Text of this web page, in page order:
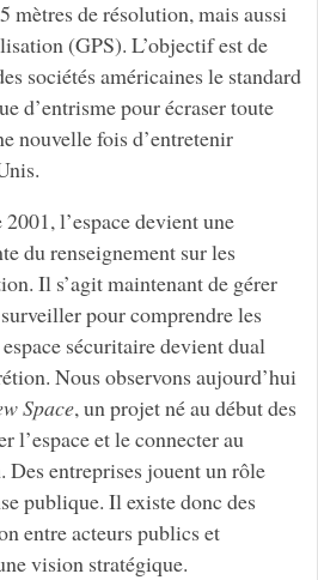
mètres de résolution, mais aussi
(GPS). L’objectif est de
sociétés américaines le standard
d’entrisme pour écraser toute
nouvelle fois d’entretenir
l’espace devient une
du renseignement sur les
Il s’agit maintenant de gérer
pour comprendre les
sécuritaire devient dual
Nous observons aujourd’hui
Space, un projet né au début des
l’espace et le connecter au
Des entreprises jouent un rôle
publique. Il existe donc des
entre acteurs publics et
vision stratégique.